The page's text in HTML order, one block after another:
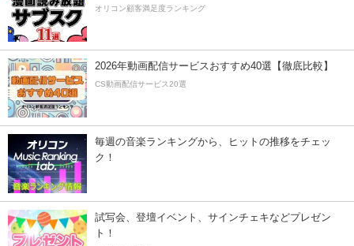
オリコン顧客満足度ランキング
2026年動画配信サービスおすすめ40選【徹底比較】
CS動画配信サービス20選
毎週の音楽ランキングから、ヒットの推移をチェッ
ク！
試写会、登壇イベント、サインチェキなどプレゼン
ト！